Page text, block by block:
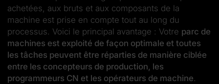
achetées, aux bruts et aux composants de la
machine est prise en compte tout au long du
processus. Voici le principal avantage : Votre parc de
machines est exploité de façon optimale et toutes
les tâches peuvent être réparties de manière ciblée
entre les concepteurs de production, les
programmeurs CN et les opérateurs de machine.